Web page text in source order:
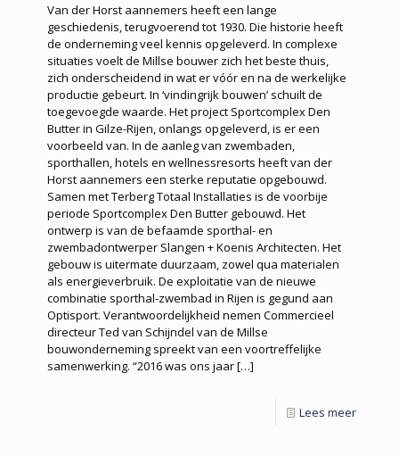
Van der Horst aannemers heeft een lange
geschiedenis, terugvoerend tot 1930. Die historie heeft
de onderneming veel kennis opgeleverd. In complexe
situaties voelt de Millse bouwer zich het beste thuis,
zich onderscheidend in wat er vóór en na de werkelijke
productie gebeurt. In ‘vindingrijk bouwen’ schuilt de
toegevoegde waarde. Het project Sportcomplex Den
Butter in Gilze-Rijen, onlangs opgeleverd, is er een
voorbeeld van. In de aanleg van zwembaden,
sporthallen, hotels en wellnessresorts heeft van der
Horst aannemers een sterke reputatie opgebouwd.
Samen met Terberg Totaal Installaties is de voorbije
periode Sportcomplex Den Butter gebouwd. Het
ontwerp is van de befaamde sporthal- en
zwembadontwerper Slangen + Koenis Architecten. Het
gebouw is uitermate duurzaam, zowel qua materialen
als energieverbruik. De exploitatie van de nieuwe
combinatie sporthal-zwembad in Rijen is gegund aan
Optisport. Verantwoordelijkheid nemen Commercieel
directeur Ted van Schijndel van de Millse
bouwonderneming spreekt van een voortreffelijke
samenwerking. “2016 was ons jaar[…]
Lees meer